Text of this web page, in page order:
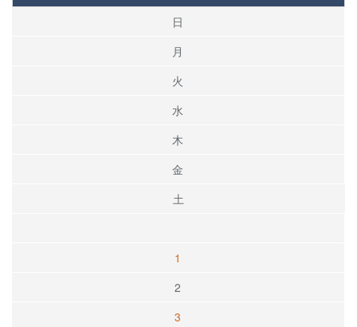
日
月
火
水
木
金
土
1
2
3